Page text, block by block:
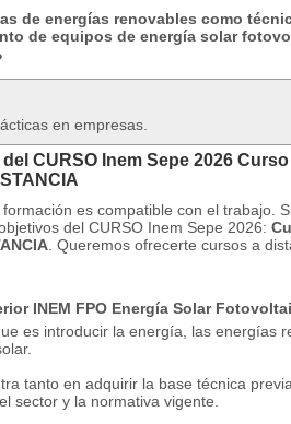
de energías renovables como
de equipos de energía solar
en empresas.
CURSO Inem Sepe 2026
es compatible con el trabajo.
del CURSO Inem Sepe 2026:
Queremos ofrecerte cursos a
INEM FPO Energía Solar
es introducir la energía, las energías
tanto en adquirir la base técnica
sector y la normativa vigente.